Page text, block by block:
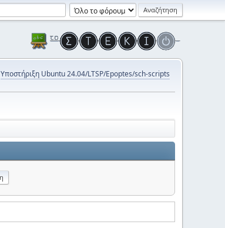
Υποστήριξη Ubuntu 24.04/LTSP/Epoptes/sch-scripts